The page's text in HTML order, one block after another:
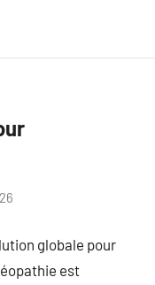
globale pour
est